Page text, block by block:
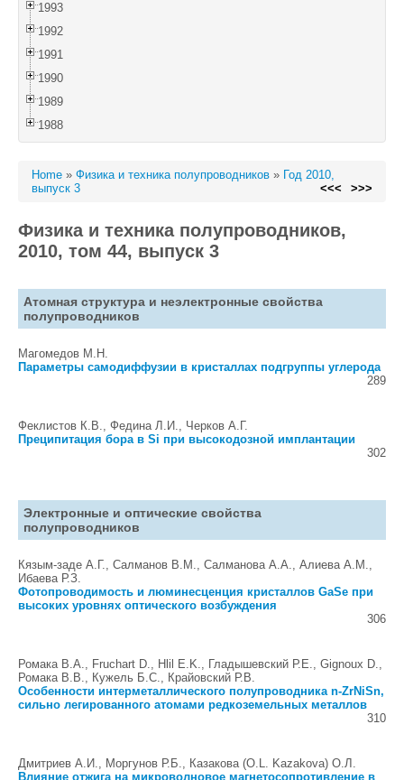
1993
1992
1991
1990
1989
1988
Home » Физика и техника полупроводников » Год 2010,
выпуск 3
<<< >>>
Физика и техника полупроводников,
2010, том 44, выпуск 3
Атомная структура и неэлектронные свойства
полупроводников
Магомедов М.Н.
Параметры самодиффузии в кристаллах подгруппы углерода
289
Феклистов К.В., Федина Л.И., Черков А.Г.
Преципитация бора в Si при высокодозной имплантации
302
Электронные и оптические свойства
полупроводников
Кязым-заде А.Г., Салманов В.М., Салманова А.А., Алиева А.М.,
Ибаева Р.З.
Фотопроводимость и люминесценция кристаллов GaSe при
высоких уровнях оптического возбуждения
306
Ромака В.А., Fruchart D., Hlil E.K., Гладышевский Р.Е., Gignoux D.,
Ромака В.В., Кужель Б.С., Крайовский Р.В.
Особенности интерметаллического полупроводника n-ZrNiSn,
сильно легированного атомами редкоземельных металлов
310
Дмитриев А.И., Моргунов Р.Б., Казакова (O.L. Kazakova) О.Л.
Влияние отжига на микроволновое магнетосопротивление в